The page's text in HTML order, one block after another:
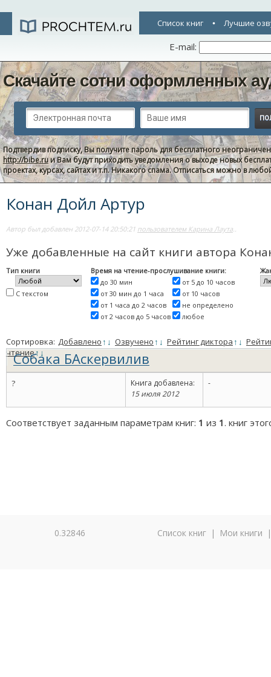
Список книг Лучшие
E-mail:
Скачайте сотни оформленных
Подтвердив подписку, Вы получите пароль для бесплатного
http://bibe.ruи Вам будут приходить уведомления о выходе новых
проектах, курсах, сайтах и т.п. Никакого спама. Отписаться можно в
Конан Дойл Артур
Автор был добавлен 2012-07-14 20:50:21 пользователем Карина Лаута..
Уже добавленные на сайт книги автора
Тип книги
С текстом
Время на чтение-прослушивание книги:
до 30 мин
от 30 мин до 1 часа
от 1 часа до 2 часов
от 2 часов до 5 часов
от 5 до 10 часов
от 10 часов
не определено
любое
Сортировка: Добавлено↑ ↓ Озвучено↑ ↓ Рейтинг диктора↑ ↓
чтение↑↓
Собака БАскервилив
?
Книга добавлена:
15 июля 2012
-
Соответствует заданным параметрам книг: 1 из 1. книг
0.32846 Список книг | Мои книги |